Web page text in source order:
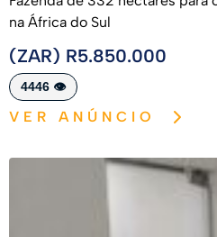
na África do Sul
(ZAR) R5.850.000
4446 👁️
VER ANÚNCIO